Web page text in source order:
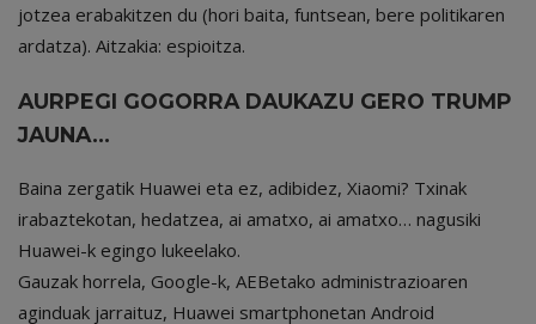
jotzea erabakitzen du (hori baita, funtsean, bere politikaren
ardatza). Aitzakia: espioitza.
AURPEGI GOGORRA DAUKAZU GERO TRUMP
JAUNA…
Baina zergatik Huawei eta ez, adibidez, Xiaomi? Txinak
irabaztekotan, hedatzea, ai amatxo, ai amatxo… nagusiki
Huawei-k egingo lukeelako.
Gauzak horrela, Google-k, AEBetako administrazioaren
aginduak jarraituz, Huawei smartphonetan Android